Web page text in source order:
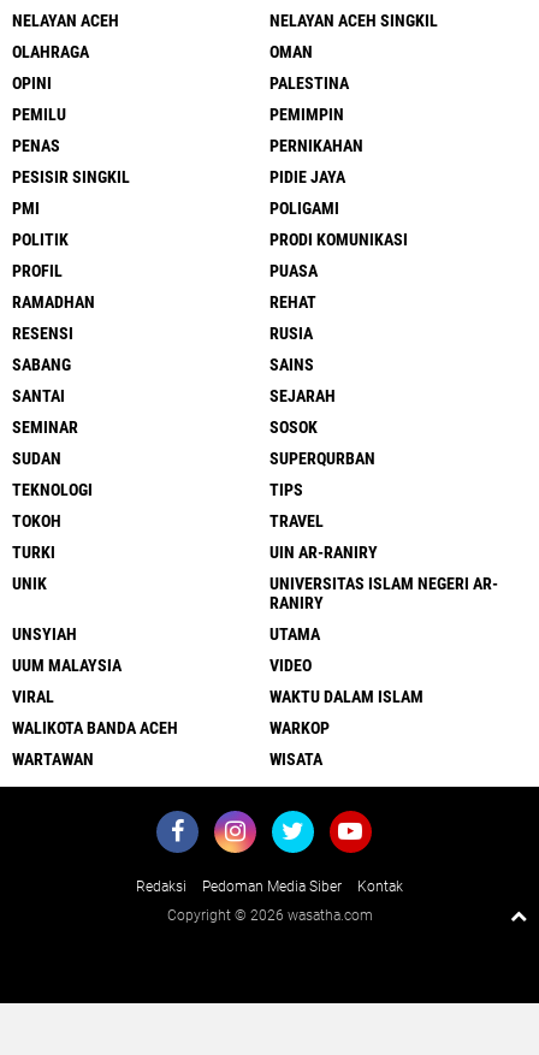
NELAYAN ACEH
NELAYAN ACEH SINGKIL
OLAHRAGA
OMAN
OPINI
PALESTINA
PEMILU
PEMIMPIN
PENAS
PERNIKAHAN
PESISIR SINGKIL
PIDIE JAYA
PMI
POLIGAMI
POLITIK
PRODI KOMUNIKASI
PROFIL
PUASA
RAMADHAN
REHAT
RESENSI
RUSIA
SABANG
SAINS
SANTAI
SEJARAH
SEMINAR
SOSOK
SUDAN
SUPERQURBAN
TEKNOLOGI
TIPS
TOKOH
TRAVEL
TURKI
UIN AR-RANIRY
UNIK
UNIVERSITAS ISLAM NEGERI AR-
RANIRY
UNSYIAH
UTAMA
UUM MALAYSIA
VIDEO
VIRAL
WAKTU DALAM ISLAM
WALIKOTA BANDA ACEH
WARKOP
WARTAWAN
WISATA
Redaksi Pedoman Media Siber
Kontak
Copyright © 2026 wasatha.com